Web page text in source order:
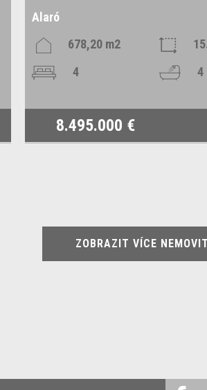
Alaró
678,20 m2
4
4
8.495.000 €
ZOBRAZIT VÍCE